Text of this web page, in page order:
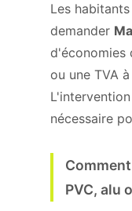
Les
demander
d'économies
ou une TVA
nécessaire
PVC, alu